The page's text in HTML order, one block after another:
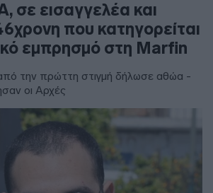
σε εισαγγελέα και
που κατηγορείται
εμπρησμό στη Marfin
την πρώττη στιγμή δήλωσε αθώα -
οι Αρχές